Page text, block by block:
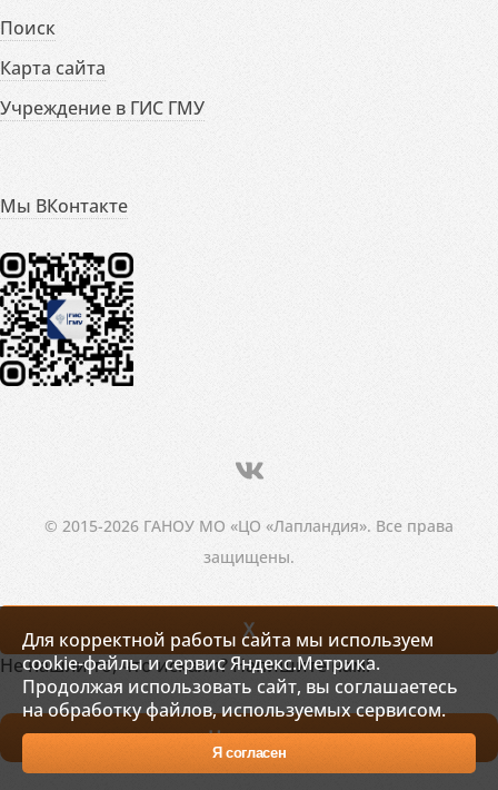
Поиск
Карта сайта
Учреждение в ГИС ГМУ
Мы ВКонтакте
© 2015-2026 ГАНОУ МО «ЦО «Лапландия». Все права
защищены.
Для корректной работы сайта мы используем
cookie-файлы и сервис Яндекс.Метрика.
Продолжая использовать сайт, вы соглашаетесь
на обработку файлов, используемых сервисом.
Я согласен
X
Не нашли то, что искали? Напишите нам!
Написать